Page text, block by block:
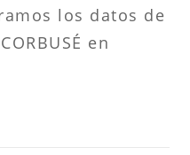
los datos de
en